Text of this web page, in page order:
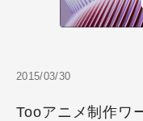
2015/03/30
Tooアニメ制作ワ